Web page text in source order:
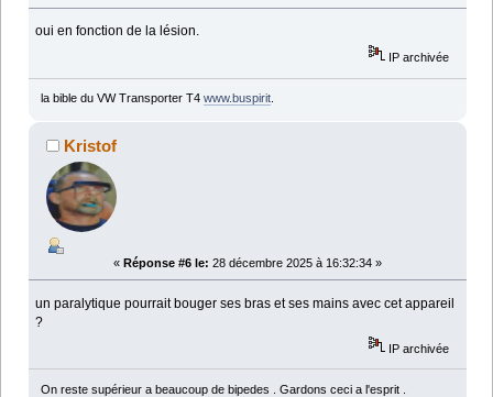
oui en fonction de la lésion.
IP archivée
la bible du VW Transporter T4 www.buspirit.
Kristof
« Réponse #6 le: 28 décembre 2025 à 16:32:34 »
un paralytique pourrait bouger ses bras et ses mains avec cet appareil
?
IP archivée
On reste supérieur a beaucoup de bipedes . Gardons ceci a l'esprit .